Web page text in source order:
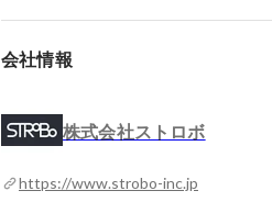
会社情報
株式会社ストロボ
https://www.strobo-inc.jp